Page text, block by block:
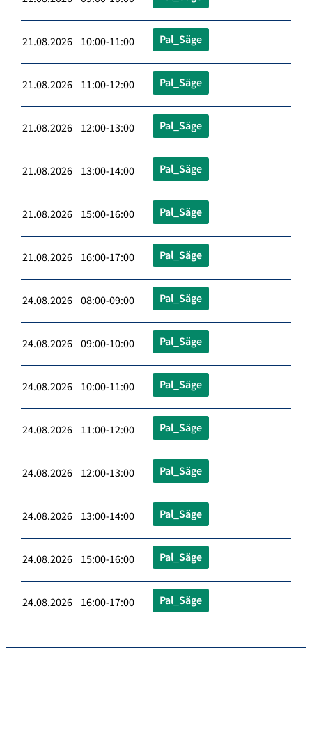
21.08.2026 10:00-11:00 Pal_Säge
21.08.2026 11:00-12:00 Pal_Säge
21.08.2026 12:00-13:00 Pal_Säge
21.08.2026 13:00-14:00 Pal_Säge
21.08.2026 15:00-16:00 Pal_Säge
21.08.2026 16:00-17:00 Pal_Säge
24.08.2026 08:00-09:00 Pal_Säge
24.08.2026 09:00-10:00 Pal_Säge
24.08.2026 10:00-11:00 Pal_Säge
24.08.2026 11:00-12:00 Pal_Säge
24.08.2026 12:00-13:00 Pal_Säge
24.08.2026 13:00-14:00 Pal_Säge
24.08.2026 15:00-16:00 Pal_Säge
24.08.2026 16:00-17:00 Pal_Säge